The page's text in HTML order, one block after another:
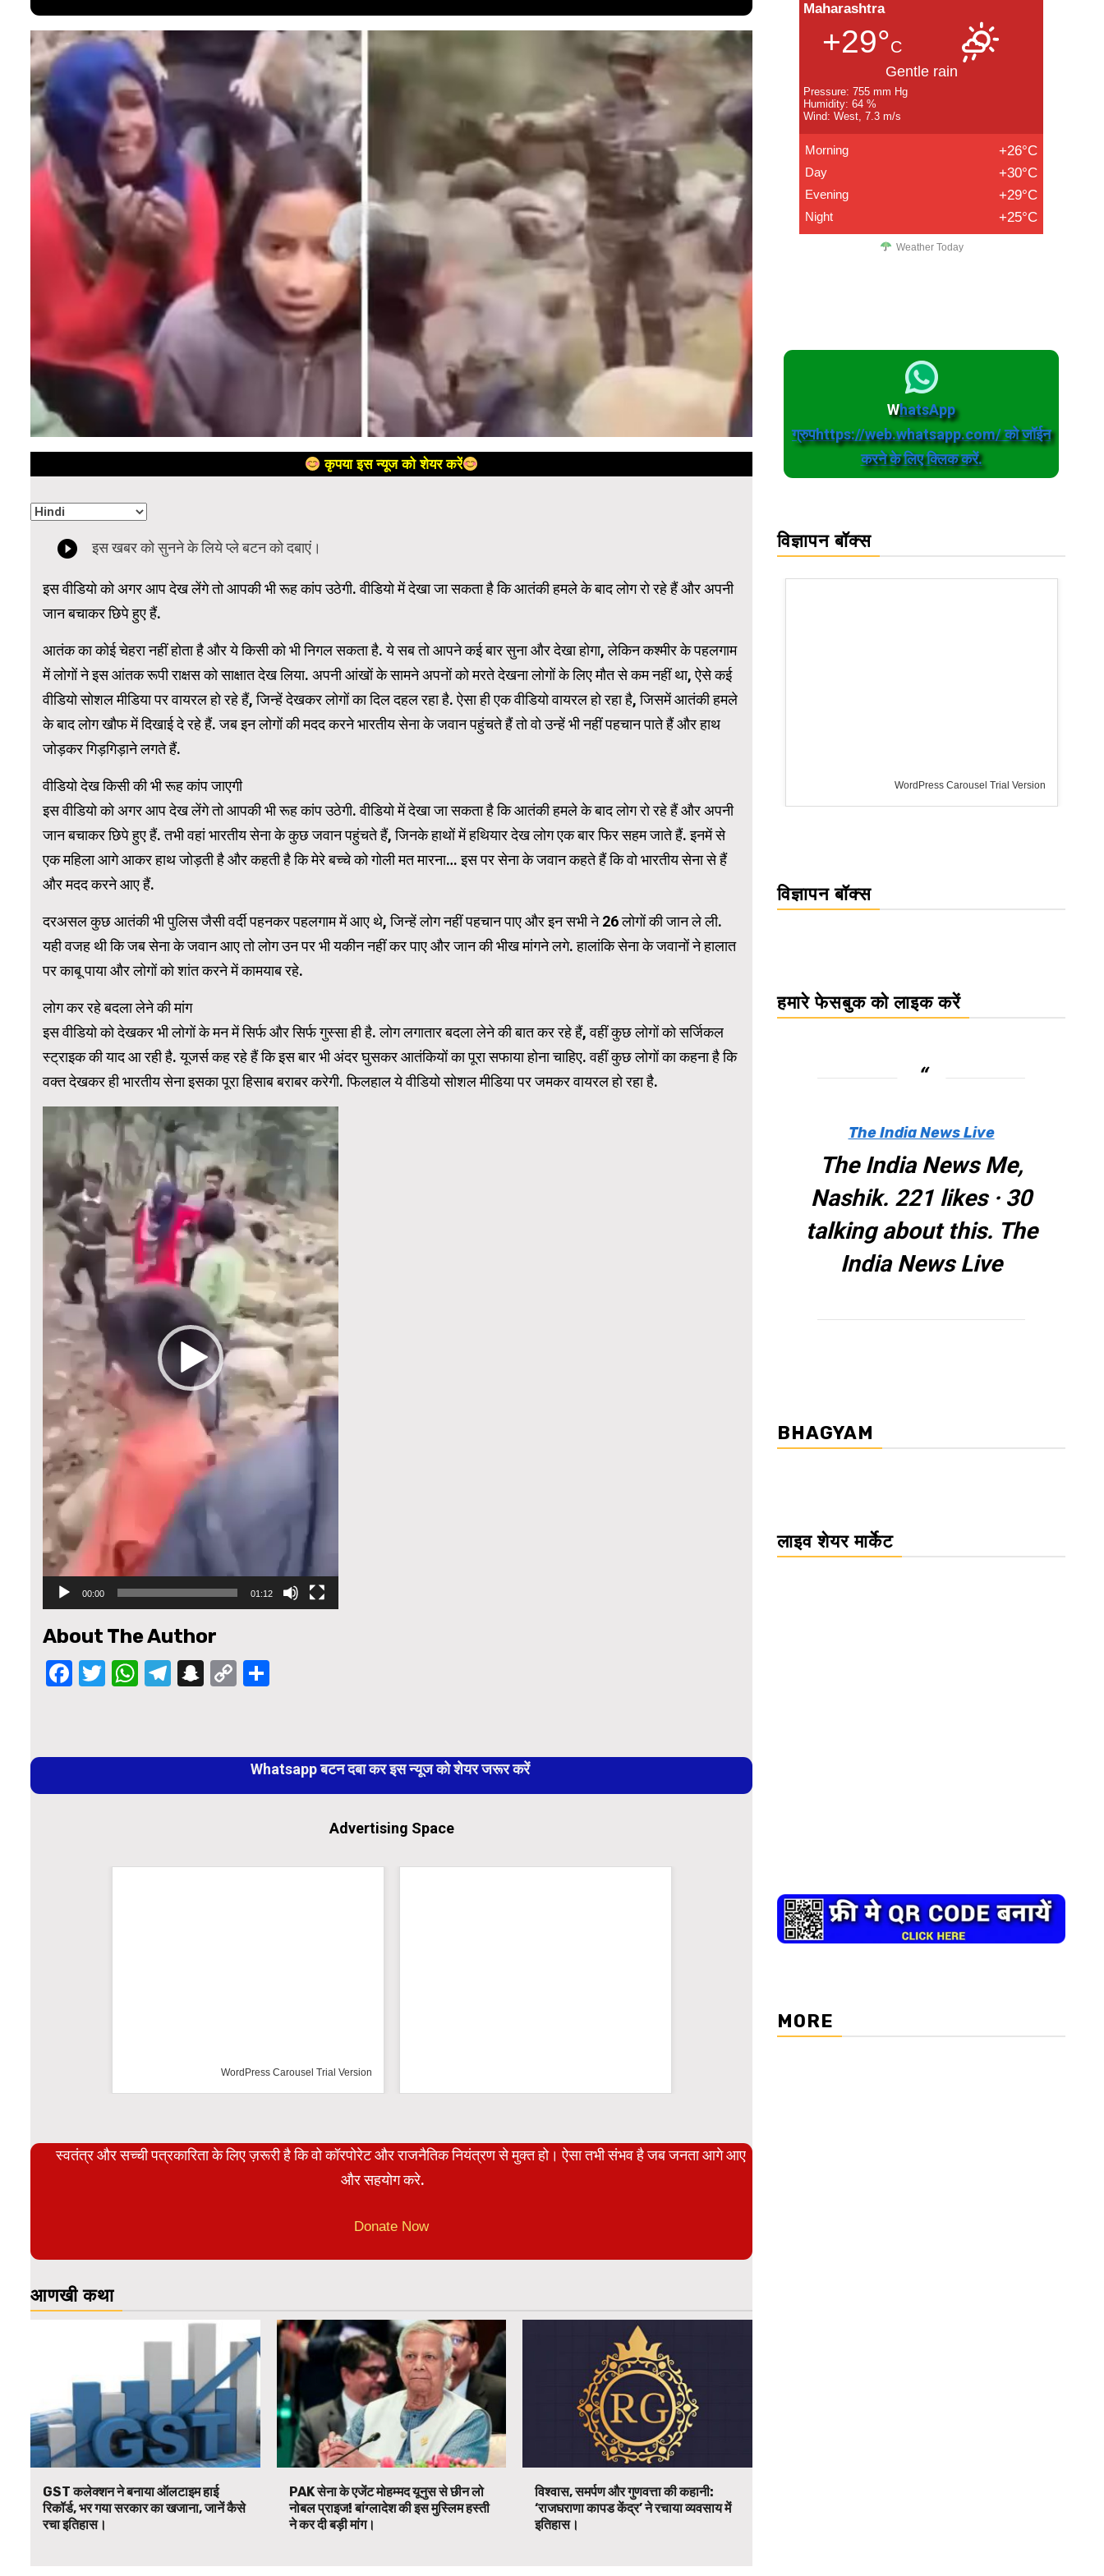
कृपया इस न्यूज को शेयर करें
इस वीडियो को अगर आप देख लेंगे तो आपकी भी रूह कांप उठेगी. वीडियो में देखा जा सकता है कि आतंकी हमले के बाद लोग रो रहे हैं और अपनी
जान बचाकर छिपे हुए हैं.
आतंक का कोई चेहरा नहीं होता है और ये किसी को भी निगल सकता है. ये सब तो आपने कई बार सुना और देखा होगा, लेकिन कश्मीर के पहलगाम
में लोगों ने इस आंतक रूपी राक्षस को साक्षात देख लिया. अपनी आंखों के सामने अपनों को मरते देखना लोगों के लिए मौत से कम नहीं था, ऐसे कई
वीडियो सोशल मीडिया पर वायरल हो रहे हैं, जिन्हें देखकर लोगों का दिल दहल रहा है. ऐसा ही एक वीडियो वायरल हो रहा है, जिसमें आतंकी हमले
के बाद लोग खौफ में दिखाई दे रहे हैं. जब इन लोगों की मदद करने भारतीय सेना के जवान पहुंचते हैं तो वो उन्हें भी नहीं पहचान पाते हैं और हाथ
जोड़कर गिड़गिड़ाने लगते हैं.
वीडियो देख किसी की भी रूह कांप जाएगी
इस वीडियो को अगर आप देख लेंगे तो आपकी भी रूह कांप उठेगी. वीडियो में देखा जा सकता है कि आतंकी हमले के बाद लोग रो रहे हैं और अपनी
जान बचाकर छिपे हुए हैं. तभी वहां भारतीय सेना के कुछ जवान पहुंचते हैं, जिनके हाथों में हथियार देख लोग एक बार फिर सहम जाते हैं. इनमें से
एक महिला आगे आकर हाथ जोड़ती है और कहती है कि मेरे बच्चे को गोली मत मारना… इस पर सेना के जवान कहते हैं कि वो भारतीय सेना से हैं
और मदद करने आए हैं.
दरअसल कुछ आतंकी भी पुलिस जैसी वर्दी पहनकर पहलगाम में आए थे, जिन्हें लोग नहीं पहचान पाए और इन सभी ने 26 लोगों की जान ले ली.
यही वजह थी कि जब सेना के जवान आए तो लोग उन पर भी यकीन नहीं कर पाए और जान की भीख मांगने लगे. हालांकि सेना के जवानों ने हालात
पर काबू पाया और लोगों को शांत करने में कामयाब रहे.
लोग कर रहे बदला लेने की मांग
इस वीडियो को देखकर भी लोगों के मन में सिर्फ और सिर्फ गुस्सा ही है. लोग लगातार बदला लेने की बात कर रहे हैं, वहीं कुछ लोगों को सर्जिकल
स्ट्राइक की याद आ रही है. यूजर्स कह रहे हैं कि इस बार भी अंदर घुसकर आतंकियों का पूरा सफाया होना चाहिए. वहीं कुछ लोगों का कहना है कि
वक्त देखकर ही भारतीय सेना इसका पूरा हिसाब बराबर करेगी. फिलहाल ये वीडियो सोशल मीडिया पर जमकर वायरल हो रहा है.
Video
00:00 01:12
About The Author
Facebook
Twitter
WhatsApp
Telegram
Snapchat
Copy
Reading
Whatsapp बटन दबा कर इस न्यूज को शेयर जरूर करें
Advertising Space
WordPress Carousel Trial Version
स्वतंत्र और सच्ची पत्रकारिता के लिए ज़रूरी है कि वो कॉरपोरेट और राजनैतिक नियंत्रण से मुक्त हो। ऐसा तभी संभव है जब जनता आगे आए
और सहयोग करे.
Donate Now
आणखी कथा
GST कलेक्शन ने बनाया ऑलटाइम हाई
रिकॉर्ड, भर गया सरकार का खजाना, जानें कैसे
रचा इतिहास।
PAK सेना के एजेंट मोहम्मद यूनुस से छीन लो
नोबल प्राइज! बांग्लादेश की इस मुस्लिम हस्ती
ने कर दी बड़ी मांग।
विश्वास, समर्पण और गुणवत्ता की कहानी:
‘राजघराणा कापड केंद्र’ ने रचाया व्यवसाय में
इतिहास।
Maharashtra
+29°C
Gentle rain
Pressure: 755 mm Hg
Humidity: 64 %
Wind: West, 7.3 m/s
Morning +26°C
Day +30°C
Evening +29°C
Night +25°C
Weather Today
WhatsApp
ग्रुपhttps://web.whatsapp.com/ को जॉईन
करने के लिए क्लिक करें.
विज्ञापन बॉक्स
WordPress Carousel Trial Version
विज्ञापन बॉक्स
हमारे फेसबुक को लाइक करें
The India News Live
The India News Me,
Nashik. 221 likes · 30
talking about this. The
India News Live
BHAGYAM
लाइव शेयर मार्केट
MORE